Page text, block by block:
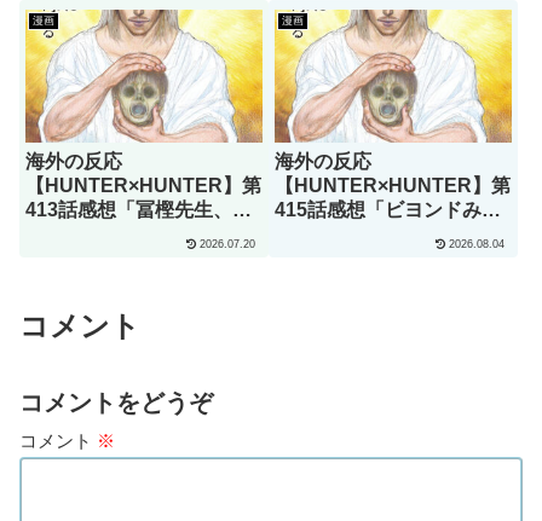
漫画
海外の反応
【HUNTER×HUNTER】第
413話感想「冨樫先生、あ
なたこそが本物の天才で2026.07.20
漫画
海外の反応
【HUNTER×HUNTER】第
415話感想「ビヨンドみた
いな怪物ですらこれちょっ
2026.08.04
コメント
コメントをどうぞ
コメント ※